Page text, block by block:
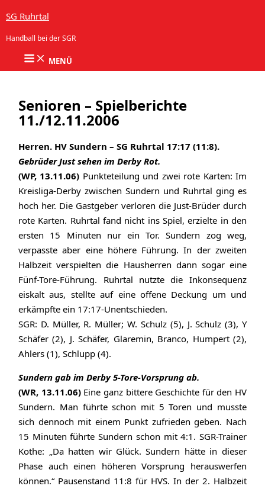
Zum Inhalt springen
SG Ruhrtal
Handball bei der SGR
MENÜ
Senioren – Spielberichte
11./12.11.2006
Herren. HV Sundern – SG Ruhrtal 17:17 (11:8).
Gebrüder Just sehen im Derby Rot.
(WP, 13.11.06) Punkteteilung und zwei rote Karten: Im
Kreisliga-Derby zwischen Sundern und Ruhrtal ging es
hoch her. Die Gastgeber verloren die Just-Brüder durch
rote Karten. Ruhrtal fand nicht ins Spiel, erzielte in den
ersten 15 Minuten nur ein Tor. Sundern zog weg,
verpasste aber eine höhere Führung. In der zweiten
Halbzeit verspielten die Hausherren dann sogar eine
Fünf-Tore-Führung. Ruhrtal nutzte die Inkonsequenz
eiskalt aus, stellte auf eine offene Deckung um und
erkämpfte ein 17:17-Unentschieden.
SGR: D. Müller, R. Müller; W. Schulz (5), J. Schulz (3), Y
Schäfer (2), J. Schäfer, Glaremin, Branco, Humpert (2),
Ahlers (1), Schlupp (4).
Sundern gab im Derby 5-Tore-Vorsprung ab.
(WR, 13.11.06)Eine ganz bittere Geschichte für den HV
Sundern. Man führte schon mit 5 Toren und musste
sich dennoch mit einem Punkt zufrieden geben. Nach
15 Minuten führte Sundern schon mit 4:1. SGR-Trainer
Kothe: „Da hatten wir Glück. Sundern hätte in dieser
Phase auch einen höheren Vorsprung herauswerfen
können.“ Pausenstand 11:8 für HVS. In der 2. Halbzeit